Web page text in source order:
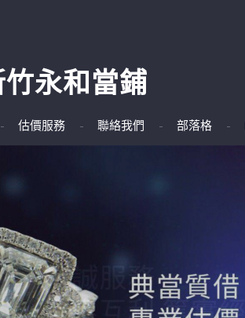
永和當鋪
估價服務 聯絡我們 部落格